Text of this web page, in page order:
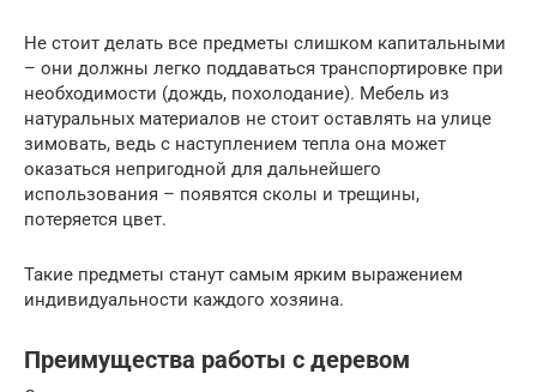
Не стоит делать все предметы слишком капитальными
– они должны легко поддаваться транспортировке при
необходимости (дождь, похолодание). Мебель из
натуральных материалов не стоит оставлять на улице
зимовать, ведь с наступлением тепла она может
оказаться непригодной для дальнейшего
использования – появятся сколы и трещины,
потеряется цвет.
Такие предметы станут самым ярким выражением
индивидуальности каждого хозяина.
Преимущества работы с деревом